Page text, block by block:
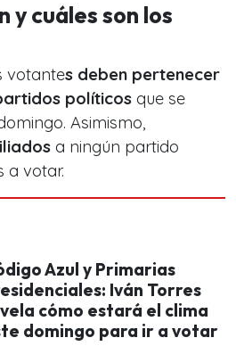
y cuáles son los
votantes deben pertenecer
políticos que se
Asimismo,
a ningún partido
a votar.
Azul y Primarias
Iván Torres
cómo estará el clima
domingo para ir a votar